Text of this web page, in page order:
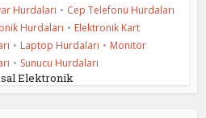
Hurdaları • Cep Telefonu Hurdaları
Hurdaları • Elektronik Kart
• Laptop Hurdaları • Monitör
• Sunucu Hurdaları
Elektronik